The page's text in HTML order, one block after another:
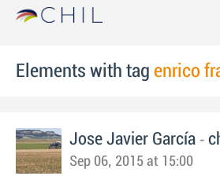
Elements with tag enrico
Jose Javier García -
Sep 06, 2015 at 15:00